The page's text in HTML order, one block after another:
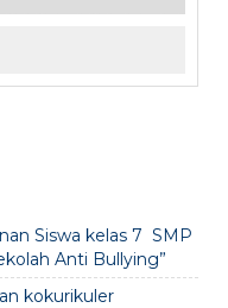
Siswa kelas 7 SMP
Anti Bullying”
kokurikuler